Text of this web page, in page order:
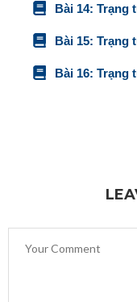
Bài 14: Trạng
Bài 15: Trạng
Bài 16: